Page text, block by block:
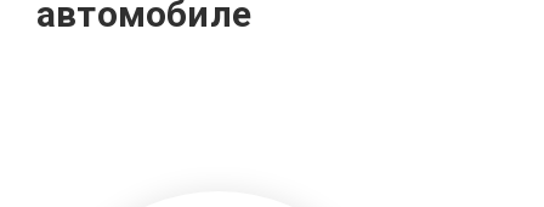
автомобиле